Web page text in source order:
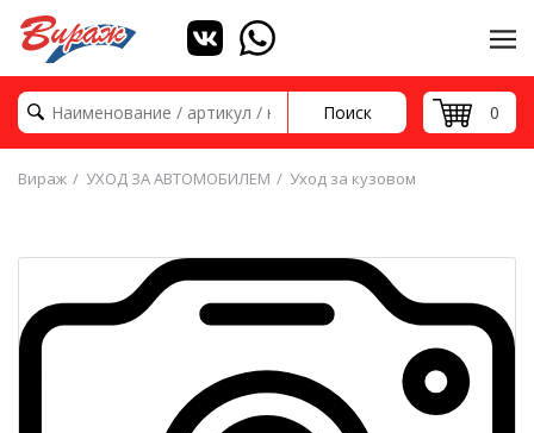
Поиск 0
Вираж УХОД ЗА АВТОМОБИЛЕМ Уход за кузовом